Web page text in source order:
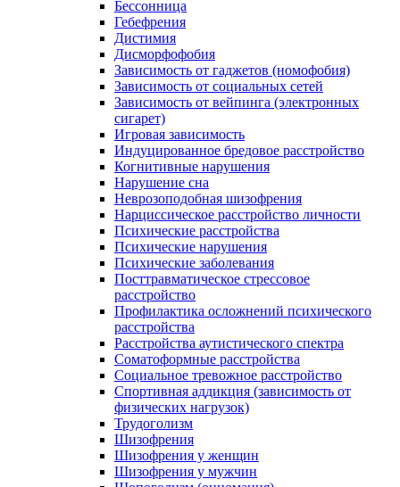
Бессонница
Гебефрения
Дистимия
Дисморфофобия
Зависимость от гаджетов (номофобия)
Зависимость от социальных сетей
Зависимость от вейпинга (электронных
сигарет)
Игровая зависимость
Индуцированное бредовое расстройство
Когнитивные нарушения
Нарушение сна
Неврозоподобная шизофрения
Нарциссическое расстройство личности
Психические расстройства
Психические нарушения
Психические заболевания
Посттравматическое стрессовое
расстройство
Профилактика осложнений психического
расстройства
Расстройства аутистического спектра
Соматоформные расстройства
Социальное тревожное расстройство
Спортивная аддикция (зависимость от
физических нагрузок)
Трудоголизм
Шизофрения
Шизофрения у женщин
Шизофрения у мужчин